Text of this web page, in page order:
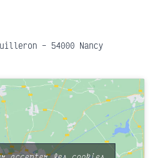
– 54000 Nancy